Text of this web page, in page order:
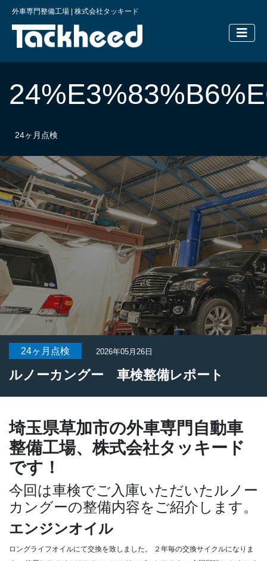
外車専門整備工場 | 株式会社タッキード
横浜の外
24ヶ月点検
24ヶ月点検 2026年05月26日
ルノーカングー 車検整備レポート
埼玉県草加市の外車専門自動車
整備工場、株式会社タッキード
です！
今回は車検でご入庫いただいたルノー
カングーの整備内容をご紹介します。
エンジンオイル
ロングライフオイルにて交換を致しました。
２年毎の交換サイクルになりま